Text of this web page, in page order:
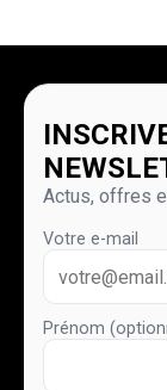
Actus, offres
Votre e-mail
Prénom